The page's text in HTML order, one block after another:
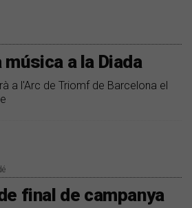
a la Diada
a l'Arc de Triomf de Barcelona el
final de campanya